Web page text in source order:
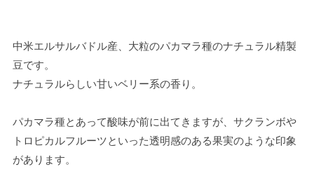
中米エルサルバドル産、大粒のパカマラ種のナチュラル精製
豆です。
ナチュラルらしい甘いベリー系の香り。
パカマラ種とあって酸味が前に出てきますが、サクランボや
トロピカルフルーツといった透明感のある果実のような印象
があります。